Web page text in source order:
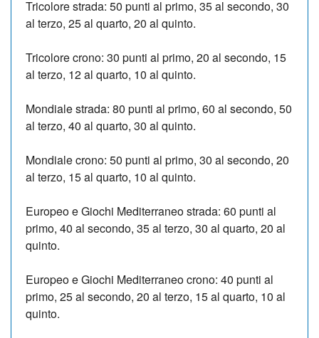
Tricolore strada: 50 punti al primo, 35 al secondo, 30
al terzo, 25 al quarto, 20 al quinto.
Tricolore crono: 30 punti al primo, 20 al secondo, 15
al terzo, 12 al quarto, 10 al quinto.
Mondiale strada: 80 punti al primo, 60 al secondo, 50
al terzo, 40 al quarto, 30 al quinto.
Mondiale crono: 50 punti al primo, 30 al secondo, 20
al terzo, 15 al quarto, 10 al quinto.
Europeo e Giochi Mediterraneo strada: 60 punti al
primo, 40 al secondo, 35 al terzo, 30 al quarto, 20 al
quinto.
Europeo e Giochi Mediterraneo crono: 40 punti al
primo, 25 al secondo, 20 al terzo, 15 al quarto, 10 al
quinto.